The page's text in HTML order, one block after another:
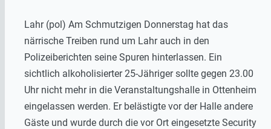
Lahr (pol) Am Schmutzigen Donnerstag hat das
närrische Treiben rund um Lahr auch in den
Polizeiberichten seine Spuren hinterlassen. Ein
sichtlich alkoholisierter 25-Jähriger sollte gegen 23.00
Uhr nicht mehr in die Veranstaltungshalle in Ottenheim
eingelassen werden. Er belästigte vor der Halle andere
Gäste und wurde durch die vor Ort eingesetzte Security